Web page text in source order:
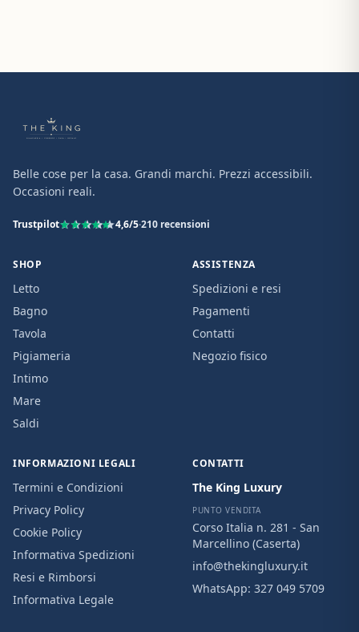
Belle cose per la casa. Grandi marchi. Prezzi accessibili.
Occasioni reali.
Trustpilot 4,6/5·210 recensioni
SHOP
Letto
Bagno
Tavola
Pigiameria
Intimo
Mare
Saldi
ASSISTENZA
Spedizioni e resi
Pagamenti
Contatti
Negozio fisico
INFORMAZIONI LEGALI
Termini e Condizioni
Privacy Policy
Cookie Policy
Informativa Spedizioni
Resi e Rimborsi
Informativa Legale
CONTATTI
The King Luxury
PUNTO VENDITA
Corso Italia n. 281 - San
Marcellino (Caserta)
info@thekingluxury.it
WhatsApp: 327 049 5709